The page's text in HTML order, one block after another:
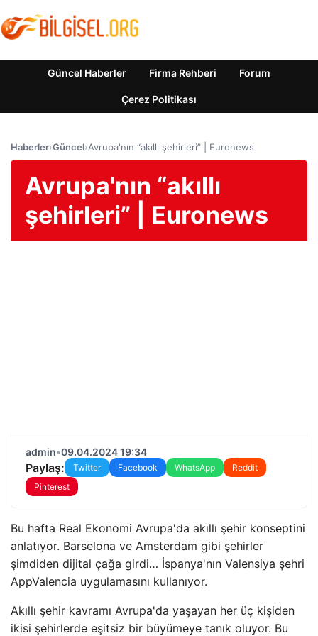
Güncel Haberler Firma Rehberi Forum
Çerez Politikası
Haberler›Güncel›Avrupa'nın “akıllı şehirleri” | Euronews
Avrupa'nın “akıllı
şehirleri” | Euronews
admin•09.04.2024 19:34
Paylaş: Twitter Facebook WhatsApp
Reddit
Pinterest
Bu hafta Real Ekonomi Avrupa'da akıllı şehir konseptini
anlatıyor. Barselona ve Amsterdam gibi şehirler
şimdiden dijital çağa girdi… İspanya'nın Valensiya şehri
AppValencia uygulamasını kullanıyor.
Akıllı şehir kavramı Avrupa'da yaşayan her üç kişiden
ikisi şehirlerde eşitsiz bir büyümeye tanık oluyor. Bu